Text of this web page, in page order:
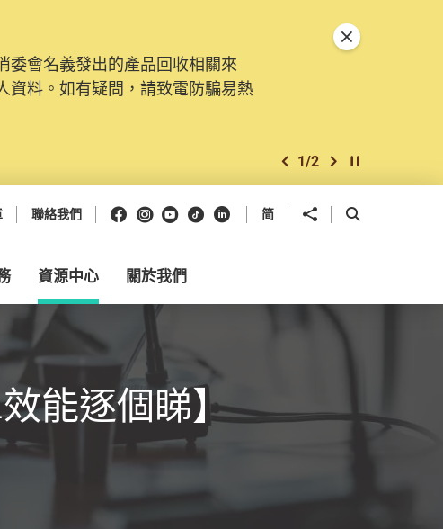
委會名義發出的產品回收相關來
資料。如有疑問，請致電防騙易熱
上一個
1/2 下一個開始/暫停幻燈
關閉特別通告
聯絡我們 Facebook
Instagram
Youtube
抖音領英 简 分享到 開啟搜尋框
資源中心 關於我們
效能逐個睇】